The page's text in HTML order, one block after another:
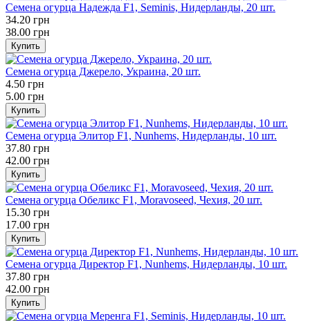
Семена огурца Надежда F1, Seminis, Нидерланды, 20 шт.
34.20 грн
38.00 грн
Купить
Семена огурца Джерело, Украина, 20 шт.
4.50 грн
5.00 грн
Купить
Семена огурца Элитор F1, Nunhems, Нидерланды, 10 шт.
37.80 грн
42.00 грн
Купить
Семена огурца Обеликс F1, Moravoseed, Чехия, 20 шт.
15.30 грн
17.00 грн
Купить
Семена огурца Директор F1, Nunhems, Нидерланды, 10 шт.
37.80 грн
42.00 грн
Купить